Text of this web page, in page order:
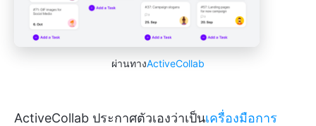
ผ่านทางActiveCollab
ActiveCollab ประกาศตัวเองว่าเป็นเครื่องมือการ